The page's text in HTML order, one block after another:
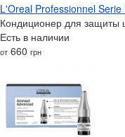
L'Oreal Professionnel
Кондиционер для защиты
Есть в наличии
от 660 грн